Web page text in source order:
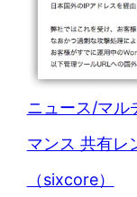
ニュース/マル
マンス 共有レ
（sixcore）